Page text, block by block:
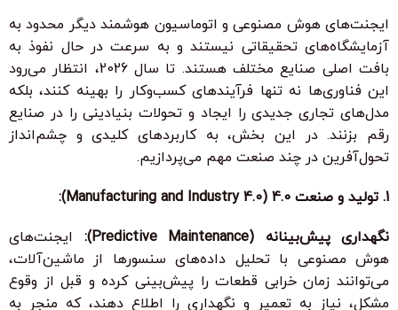
ایجنت‌های هوش مصنوعی و اتوماسیون هوشمنددیگر محدود به
آزمایشگاه‌های تحقیقاتی نیستند و به سرعت در حال نفوذ به
بافت اصلی صنایع مختلف هستند. تا سال 2026، انتظار می‌رود
این فناوری‌ها نه تنها فرآیندهای کسب‌وکار را بهینه کنند، بلکه
مدل‌های تجاری جدیدی را ایجاد و تحولات بنیادینی را در صنایع
رقم بزنند. در این بخش، بهکاربردهای کلیدی و چشم‌انداز
تحول‌آفرین در چند صنعت مهم می‌پردازیم.
1. تولید و صنعت 4.0 (Manufacturing and Industry 4.0):
نگهداری پیش‌بینانه (Predictive Maintenance):
ایجنت‌های
هوش مصنوعی با تحلیل داده‌های سنسورها از ماشین‌آلات،
می‌توانند زمان خرابی قطعات را پیش‌بینی کرده و قبل از وقوع
مشکل، نیاز به تعمیر و نگهداری را اطلاع دهند، که منجر به